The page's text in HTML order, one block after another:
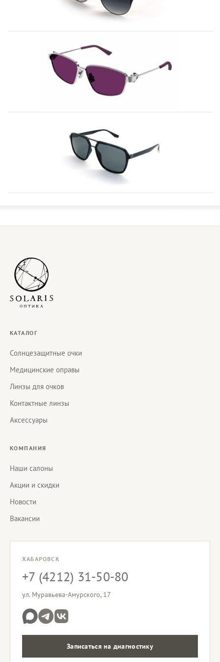
КАТАЛОГ
Солнцезащитные очки
Медицинские оправы
Линзы для очков
Контактные линзы
Аксессуары
КОМПАНИЯ
Наши салоны
Акции и скидки
Новости
Вакансии
ХАБАРОВСК
+7 (4212) 31-50-80
ул. Муравьева-Амурского, 17
Записаться на диагностику